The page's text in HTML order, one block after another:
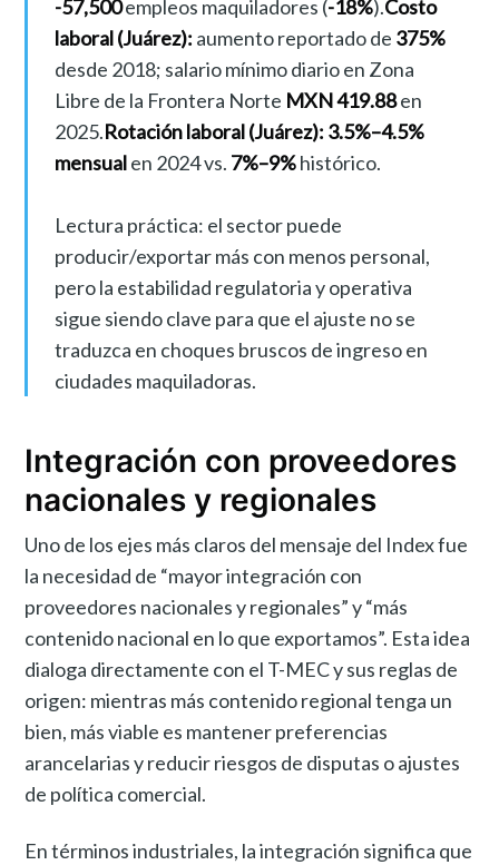
-57,500empleos maquiladores (-18%).Costo
laboral (Juárez): aumento reportado de 375%
desde 2018; salario mínimo diario en Zona
Libre de la Frontera Norte MXN 419.88en
2025.Rotación laboral (Juárez): 3.5%–4.5%
mensualen 2024 vs. 7%–9%histórico.
Lectura práctica: el sector puede
producir/exportar más con menos personal,
pero la estabilidad regulatoria y operativa
sigue siendo clave para que el ajuste no se
traduzca en choques bruscos de ingreso en
ciudades maquiladoras.
Integración con proveedores
nacionales y regionales
Uno de los ejes más claros del mensaje del Index fue
la necesidad de “mayor integración con
proveedores nacionales y regionales” y “más
contenido nacional en lo que exportamos”. Esta idea
dialoga directamente con el T-MEC y sus reglas de
origen: mientras más contenido regional tenga un
bien, más viable es mantener preferencias
arancelarias y reducir riesgos de disputas o ajustes
de política comercial.
En términos industriales, la integración significa que